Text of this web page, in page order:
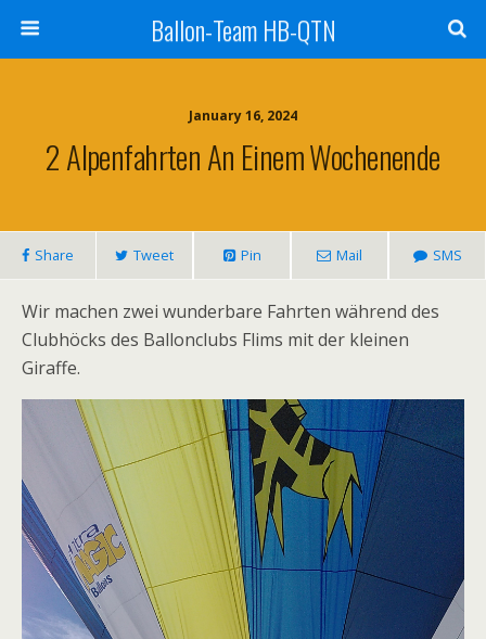
Ballon-Team HB-QTN
January 16, 2024
2 Alpenfahrten An Einem Wochenende
Share Tweet Pin Mail SMS
Wir machen zwei wunderbare Fahrten während des
Clubhöcks des Ballonclubs Flims mit der kleinen
Giraffe.